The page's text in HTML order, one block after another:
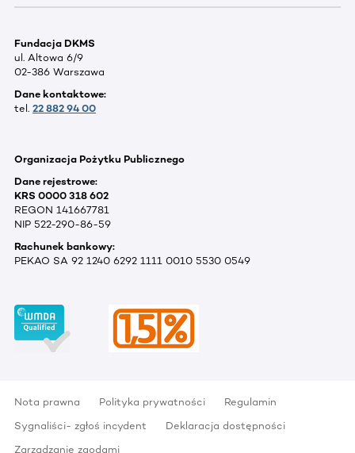
Fundacja DKMS
ul. Altowa 6/9
02-386 Warszawa
Dane kontaktowe:
tel. 22 882 94 00
Organizacja Pożytku Publicznego
Dane rejestrowe:
KRS 0000 318 602
REGON 141667781
NIP 522-290-86-59
Rachunek bankowy:
PEKAO SA 92 1240 6292 1111 0010 5530 0549
Nota prawna Polityka prywatności
Regulamin
Sygnaliści- zgłoś incydent
Deklaracja dostępności
Zarządzanie zgodami